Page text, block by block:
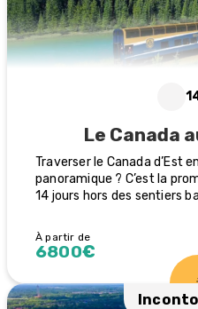
Le Canada
Traverser le Canada d’Est
panoramique ? C’est la
14 jours hors des sentiers
À partir de
6800€